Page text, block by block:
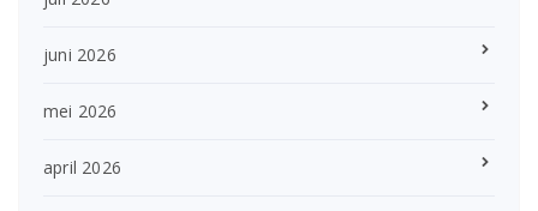
juni 2026
mei 2026
april 2026